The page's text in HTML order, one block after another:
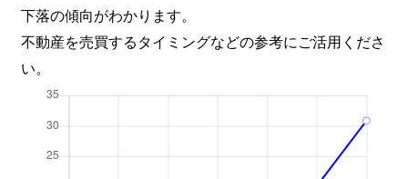
下落の傾向がわかります。
不動産を売買するタイミングなどの参考にご活用くださ
い。